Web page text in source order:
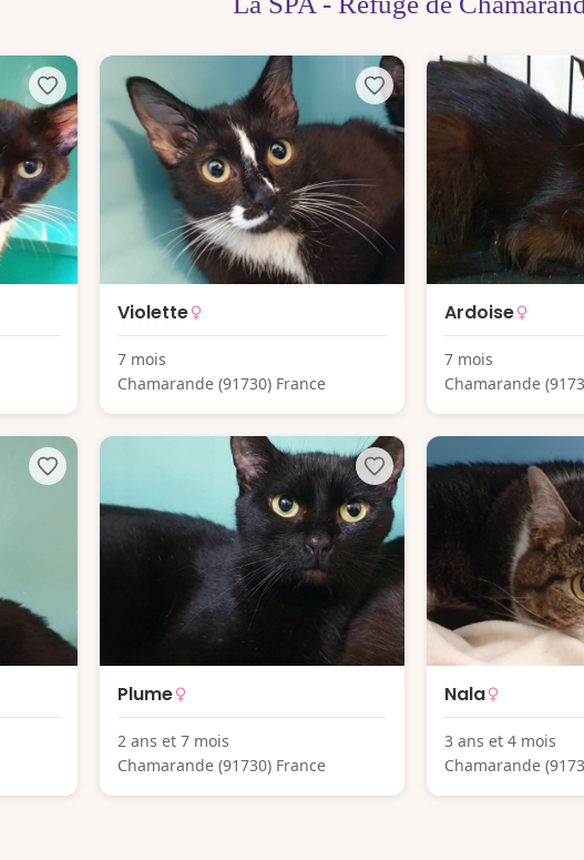
Violette
7 mois
Chamarande (91730) France
Ardoise
7 mois
Chamarande
Plume
2 ans et 7 mois
Chamarande (91730) France
Nala
3 ans et 4 mois
Chamarande